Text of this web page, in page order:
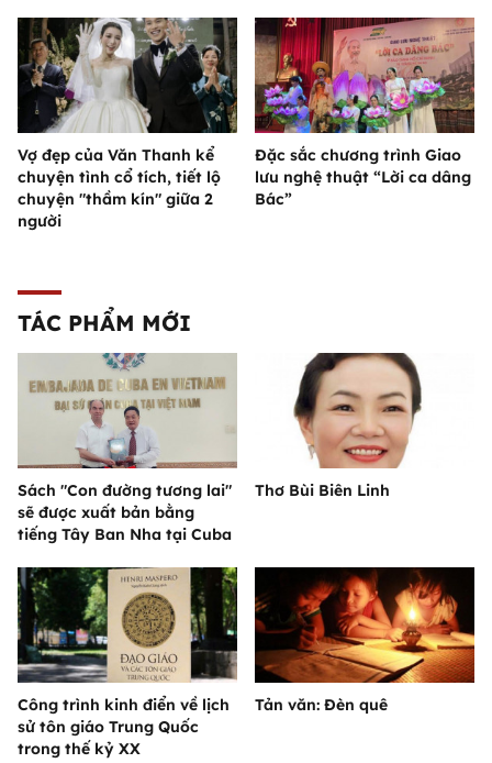
Vợ đẹp của Văn Thanh kể
chuyện tình cổ tích, tiết lộ
chuyện "thầm kín" giữa 2
người
Đặc sắc chương trình Giao
lưu nghệ thuật “Lời ca dâng
Bác”
TÁC PHẨM MỚI
Sách "Con đường tương lai"
sẽ được xuất bản bằng
tiếng Tây Ban Nha tại Cuba
Thơ Bùi Biên Linh
Công trình kinh điển về lịch
sử tôn giáo Trung Quốc
trong thế kỷ XX
Tản văn: Đèn quê